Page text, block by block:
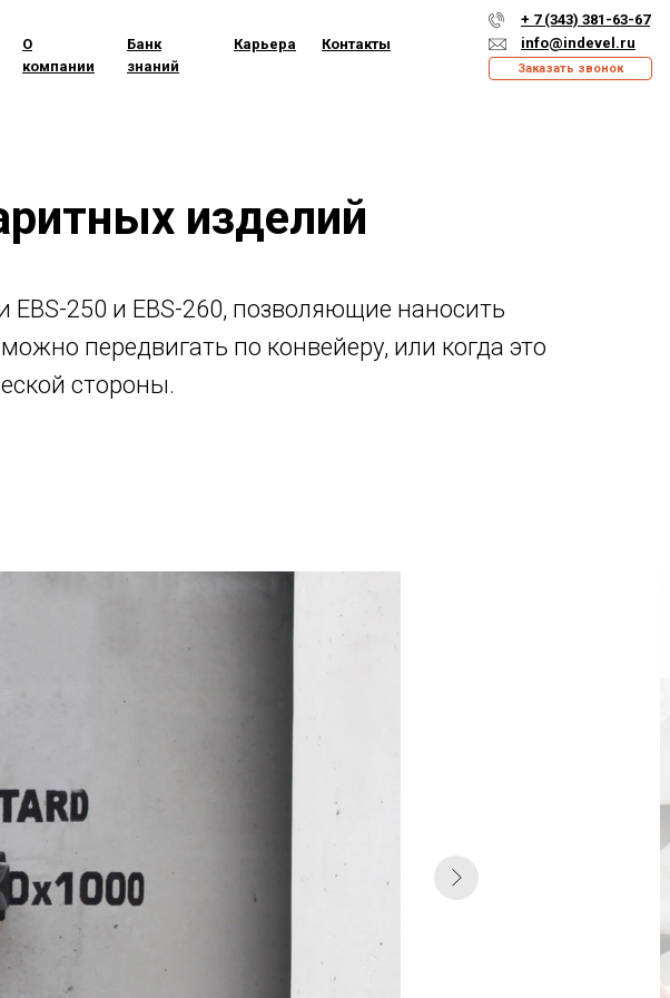
+ 7 (343) 381-63-67
info@indevel.ru
Заказать звонок
Карьера
Банк
знаний
О
компании
Контакты
изделий
250 и EBS-260, позволяющие наносить
передвигать по конвейеру, или когда это
стороны.